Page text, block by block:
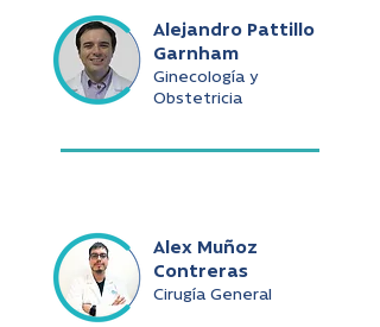
Alejandro Pattillo
Garnham
Ginecología y
Obstetricia
Alex Muñoz
Contreras
Cirugía General